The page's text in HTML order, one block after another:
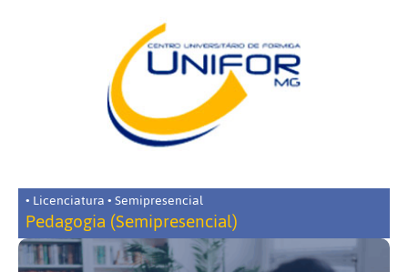
• Licenciatura • Semipresencial
Pedagogia (Semipresencial)